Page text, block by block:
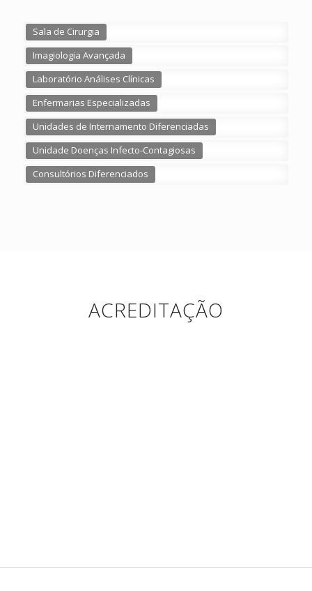
Sala de Cirurgia
Imagiologia Avançada
Laboratório Análises Clínicas
Enfermarias Especializadas
Unidades de Internamento Diferenciadas
Unidade Doenças Infecto-Contagiosas
Consultórios Diferenciados
ACREDITAÇÃO